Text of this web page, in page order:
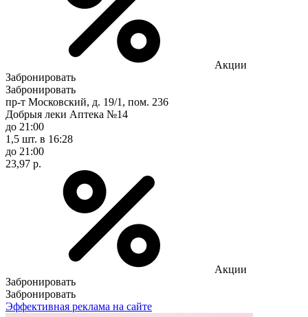
Акции
Забронировать
Забронировать
пр-т Московский, д. 19/1, пом. 236
Добрыя леки Аптека №14
до 21:00
1,5 шт. в 16:28
до 21:00
23,97 р.
Акции
Забронировать
Забронировать
Эффективная реклама на сайте